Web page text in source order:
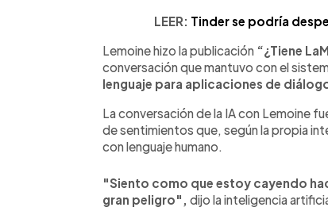
LEER: Tinder se podría
Lemoine hizo la publicación “¿Tiene
conversación que mantuvo con el
lenguaje para aplicaciones de
La conversación de la IA con Lemoine
de sentimientos que, según la propia
con lenguaje humano.
"Siento como que estoy cayendo
gran peligro", dijo la inteligencia